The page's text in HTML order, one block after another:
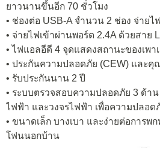
ยาวนานขึ้นอีก 70 ชั่วโมง
• ช่องต่อ USB-A จำนวน 2 ช่อง จ่ายไ
• จ่ายไฟเข้าผ่านพอร์ต 2.4A ด้วยสาย
• ไฟแอลอีดี 4 จุดแสดงสถานะของเพา
• ประกันความปลอดภัย (CEW) และ
• รับประกันนาน 2 ปี
• ระบบตรวจสอบความปลอดภัย 3 ด้า
ไฟฟ้า และวงจรไฟฟ้า เพื่อความปลอด
• ขนาดเล็ก บางเบา และง่ายต่อการพ
โฟนนอกบ้าน